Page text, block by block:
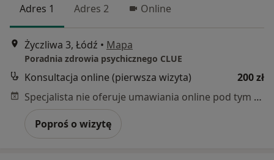
Adres 1 Adres 2 Online
Życzliwa 3, Łódź • Mapa
Poradnia zdrowia psychicznego CLUE
Konsultacja online (pierwsza wizyta)
200 zł
Specjalista nie oferuje umawiania online pod tym adresem.
Poproś o wizytę